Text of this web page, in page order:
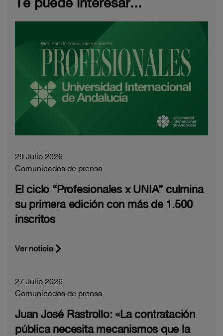
29 Julio 2026
Comunicados de prensa
El ciclo “Profesionales x UNIA” culmina
su primera edición con más de 1.500
inscritos
Ver noticia
27 Julio 2026
Comunicados de prensa
Juan José Rastrollo: «La contratación
pública necesita mecanismos que la